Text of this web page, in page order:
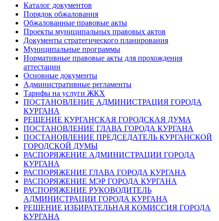
Каталог документов
Порядок обжалования
Обжалованные правовые акты
Проекты муниципальных правовых актов
Документы стратегического планирования
Муниципальные программы
Нормативные правовые акты для прохождения
аттестации
Основные документы
Административные регламенты
Тарифы на услуги ЖКХ
ПОСТАНОВЛЕНИЕ АДМИНИСТРАЦИЯ ГОРОДА
КУРГАНА
РЕШЕНИЕ КУРГАНСКАЯ ГОРОДСКАЯ ДУМА
ПОСТАНОВЛЕНИЕ ГЛАВА ГОРОДА КУРГАНА
ПОСТАНОВЛЕНИЕ ПРЕДСЕДАТЕЛЬ КУРГАНСКОЙ
ГОРОДСКОЙ ДУМЫ
РАСПОРЯЖЕНИЕ АДМИНИСТРАЦИИ ГОРОДА
КУРГАНА
РАСПОРЯЖЕНИЕ ГЛАВА ГОРОДА КУРГАНА
РАСПОРЯЖЕНИЕ МЭР ГОРОДА КУРГАНА
РАСПОРЯЖЕНИЕ РУКОВОДИТЕЛЬ
АДМИНИСТРАЦИИ ГОРОДА КУРГАНА
РЕШЕНИЕ ИЗБИРАТЕЛЬНАЯ КОМИССИЯ ГОРОДА
КУРГАНА